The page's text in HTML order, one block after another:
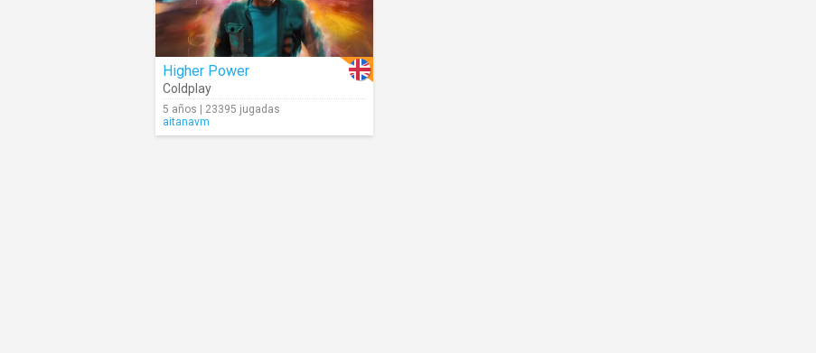
Higher Power
Coldplay
5 años | 23395 jugadas
aitanavm